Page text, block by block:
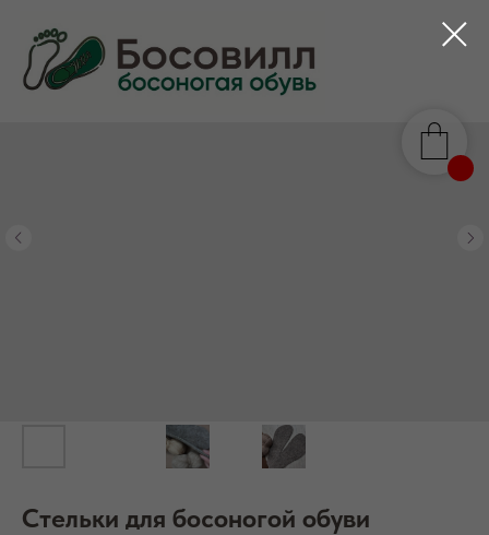
Стельки для босоногой обуви